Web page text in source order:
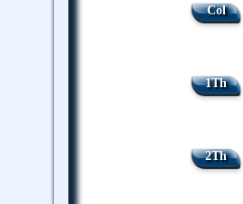
Col
1Th
2Th